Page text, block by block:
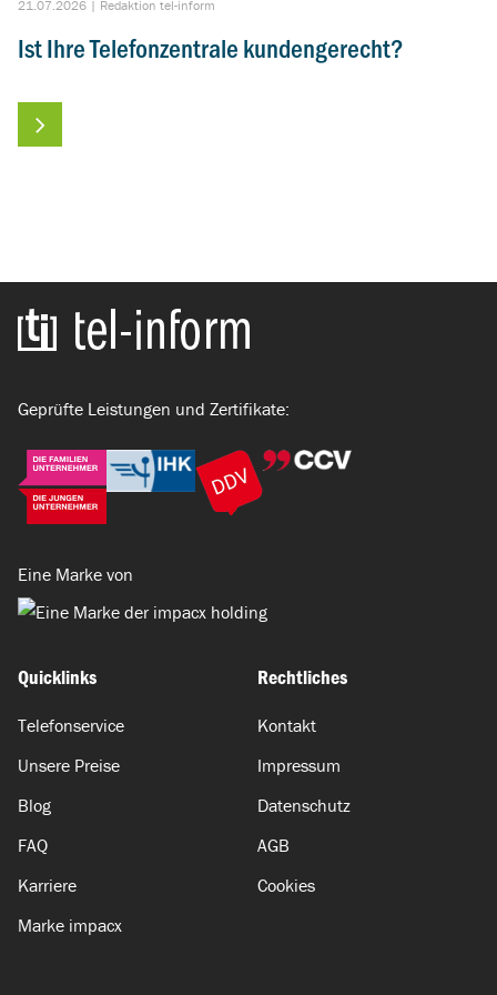
21.07.2026 | Redaktion tel-inform
Ist Ihre Telefonzentrale kundengerecht?
Zur Startseite
Geprüfte Leistungen und Zertifikate:
Eine Marke von
Quicklinks
Telefonservice
Unsere Preise
Blog
FAQ
Karriere
Marke impacx
Rechtliches
Kontakt
Impressum
Datenschutz
AGB
Cookies